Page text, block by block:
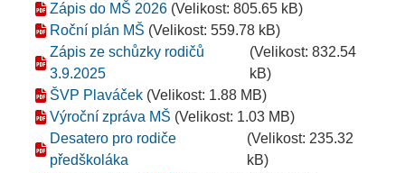
Zápis do MŠ 2026 (Velikost: 805.65 kB)
Roční plán MŠ (Velikost: 559.78 kB)
Zápis ze schůzky rodičů
3.9.2025
(Velikost: 832.54
kB)
ŠVP Plaváček (Velikost: 1.88 MB)
Výroční zpráva MŠ (Velikost: 1.03 MB)
Desatero pro rodiče
předškoláka
(Velikost: 235.32
kB)